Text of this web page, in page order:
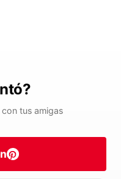
tus amigas